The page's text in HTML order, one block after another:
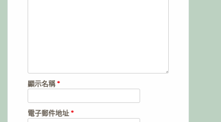
顯示名稱*
電子郵件地址 *